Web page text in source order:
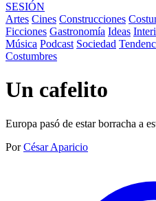
SESIÓN
Artes Cines Construcciones
Ficciones Gastronomía Ideas
Música Podcast Sociedad
Costumbres
Un cafelito
Europa pasó de estar borracha a
Por César Aparicio